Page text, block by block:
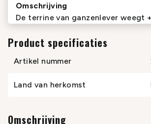
Omschrijving
De terrine van ganzenlever weegt
Product specificaties
Artikel nummer
Land van herkomst
Omschrijving